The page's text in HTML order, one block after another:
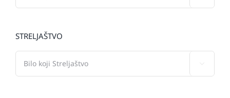
STRELJAŠTVO